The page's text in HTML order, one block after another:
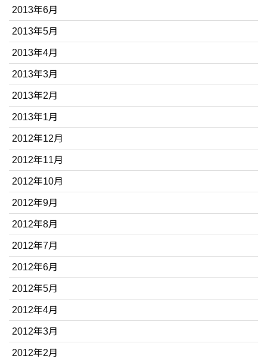
2013年6月
2013年5月
2013年4月
2013年3月
2013年2月
2013年1月
2012年12月
2012年11月
2012年10月
2012年9月
2012年8月
2012年7月
2012年6月
2012年5月
2012年4月
2012年3月
2012年2月